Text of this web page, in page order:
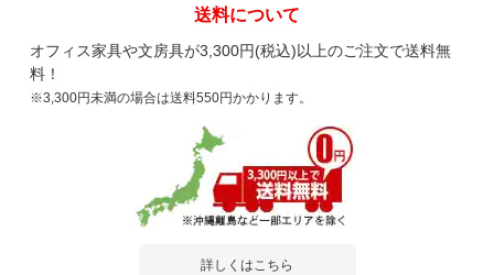
送料について
オフィス家具や文房具が3,300円(税込)以上のご注文で送料無
料！
※3,300円未満の場合は送料550円かかります。
詳しくはこちら